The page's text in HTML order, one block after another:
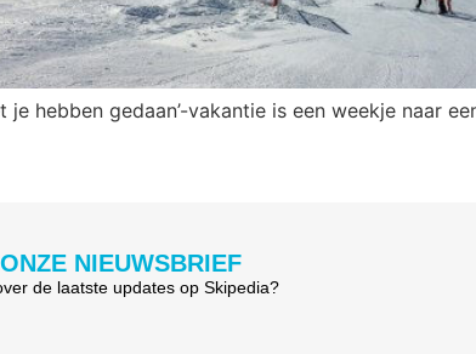
je hebben gedaan’-vakantie is een weekje naar
NIEUWSBRIEF
de laatste updates op Skipedia?